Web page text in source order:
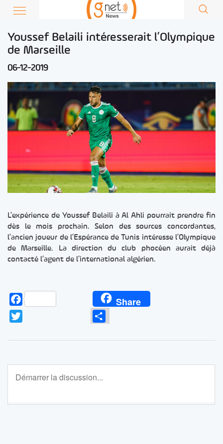
Youssef Belaili intéresserait l’Olympique
de Marseille
06-12-2019
L’expérience de Youssef Belaili à Al Ahli pourrait prendre fin
dès le mois prochain. Selon des sources concordantes,
l’ancien joueur de l’Espérance de Tunis intéresse l’Olympique
de Marseille. La direction du club phocéen aurait déjà
contacté l’agent de l’international algérien.
Facebook Share